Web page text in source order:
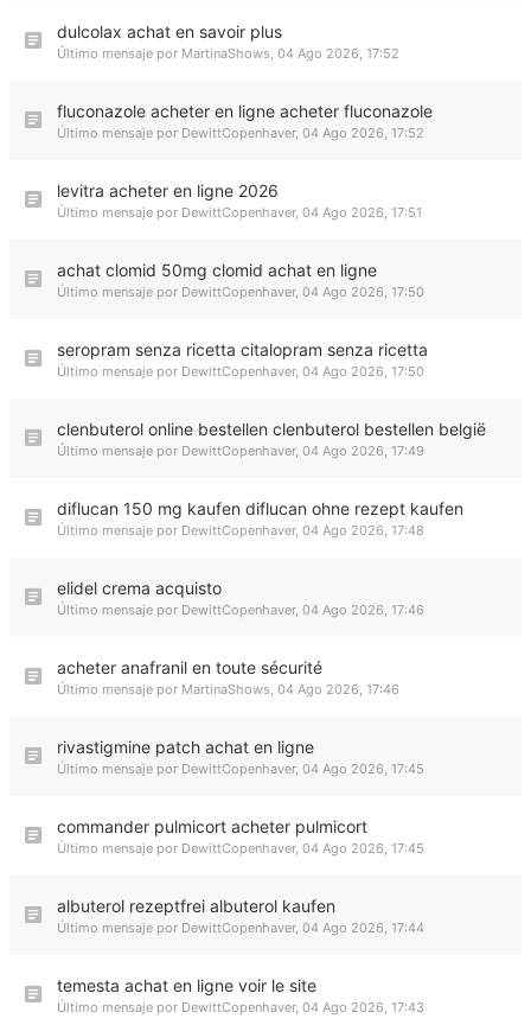
dulcolax achat en savoir plus
Último mensaje por MartinaShows, 04 Ago 2026, 17:52
fluconazole acheter en ligne acheter fluconazole
Último mensaje por DewittCopenhaver, 04 Ago 2026, 17:52
levitra acheter en ligne 2026
Último mensaje por DewittCopenhaver, 04 Ago 2026, 17:51
achat clomid 50mg clomid achat en ligne
Último mensaje por DewittCopenhaver, 04 Ago 2026, 17:50
seropram senza ricetta citalopram senza ricetta
Último mensaje por DewittCopenhaver, 04 Ago 2026, 17:50
clenbuterol online bestellen clenbuterol bestellen belgië
Último mensaje por DewittCopenhaver, 04 Ago 2026, 17:49
diflucan 150 mg kaufen diflucan ohne rezept kaufen
Último mensaje por DewittCopenhaver, 04 Ago 2026, 17:48
elidel crema acquisto
Último mensaje por DewittCopenhaver, 04 Ago 2026, 17:46
acheter anafranil en toute sécurité
Último mensaje por MartinaShows, 04 Ago 2026, 17:46
rivastigmine patch achat en ligne
Último mensaje por DewittCopenhaver, 04 Ago 2026, 17:45
commander pulmicort acheter pulmicort
Último mensaje por DewittCopenhaver, 04 Ago 2026, 17:45
albuterol rezeptfrei albuterol kaufen
Último mensaje por DewittCopenhaver, 04 Ago 2026, 17:44
temesta achat en ligne voir le site
Último mensaje por DewittCopenhaver, 04 Ago 2026, 17:43